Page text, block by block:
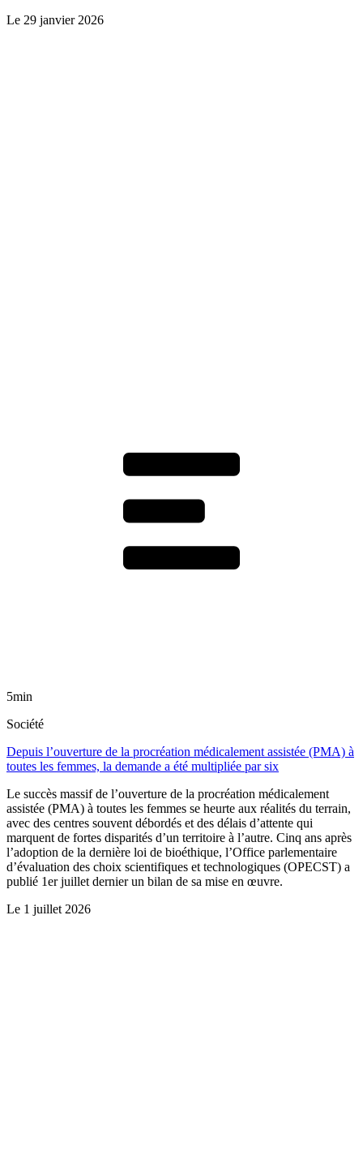
Le 29 janvier 2026
5min
Société
Depuis l’ouverture de la procréation médicalement assistée (PMA) à
toutes les femmes, la demande a été multipliée par six
Le succès massif de l’ouverture de la procréation médicalement
assistée (PMA) à toutes les femmes se heurte aux réalités du terrain,
avec des centres souvent débordés et des délais d’attente qui
marquent de fortes disparités d’un territoire à l’autre. Cinq ans après
l’adoption de la dernière loi de bioéthique, l’Office parlementaire
d’évaluation des choix scientifiques et technologiques (OPECST) a
publié 1er juillet dernier un bilan de sa mise en œuvre.
Le 1 juillet 2026